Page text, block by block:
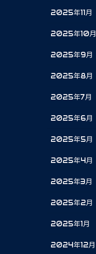
2025年11月
2025年10月
2025年9月
2025年8月
2025年7月
2025年6月
2025年5月
2025年4月
2025年3月
2025年2月
2025年1月
2024年12月